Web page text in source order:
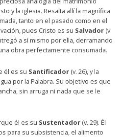
y la iglesia. Resalta allí la magnífica
tanto en el pasado como en el
pues Cristo es su Salvador (v.
a sí mismo por ella, derramando
obra perfectamente consumada.
él es su Santificador (v. 26), y la
por la Palabra. Su objetivo es que
sin arruga ni nada que se le
él es su Sustentador (v. 29). Él
para su subsistencia, el alimento